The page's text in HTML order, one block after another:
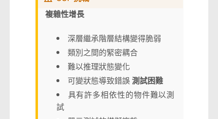
複雜性增長
深層繼承階層結構變得脆弱
類別之間的緊密耦合
難以推理狀態變化
可變狀態導致錯誤測試困難
具有許多相依性的物件難以測
試